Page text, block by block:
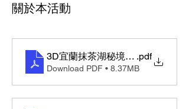
關於本活動
3D宜蘭抹茶湖秘境．太平山森林
.pdf
Download PDF • 8.37MB